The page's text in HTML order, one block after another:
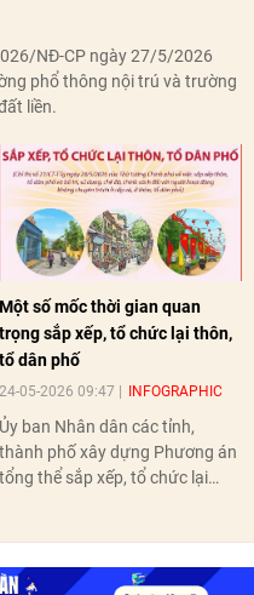
NĐ-CP ngày 27/5/2026
phổ thông nội trú và trường
liền.
Một số mốc thời gian quan
trọng sắp xếp, tổ chức lại thôn,
tổ dân phố
24-05-2026 09:47 INFOGRAPHIC
Ủy ban Nhân dân các tỉnh,
thành phố xây dựng Phương án
tổng thể sắp xếp, tổ chức lại